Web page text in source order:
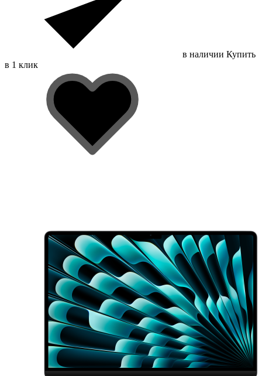
в наличии Купить
в 1 клик